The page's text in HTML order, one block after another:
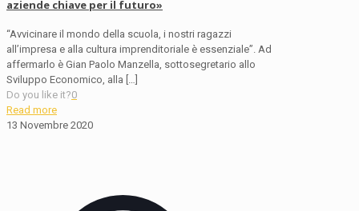
aziende chiave per il futuro»
“Avvicinare il mondo della scuola, i nostri ragazzi
all’impresa e alla cultura imprenditoriale è essenziale”. Ad
affermarlo è Gian Paolo Manzella, sottosegretario allo
Sviluppo Economico, alla […]
Do you like it?0
Read more
13 Novembre 2020